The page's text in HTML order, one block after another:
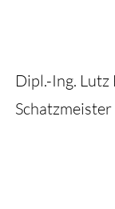
Dipl.-Ing. Lutz
Schatzmeister